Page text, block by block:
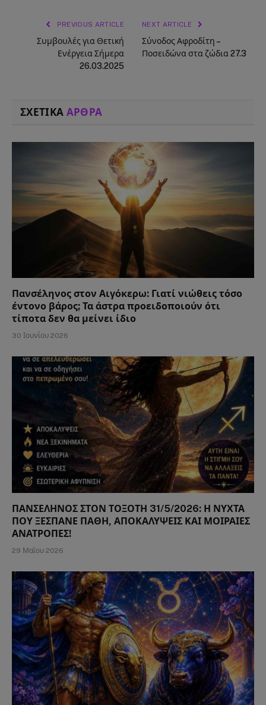
PREVIOUS ARTICLE
Συμβουλές για Θετική
Ενέργεια Σήμερα
26.03.2025
NEXT ARTICLE
Σύνοδος Αφροδίτη –
Ποσειδώνα στα ζώδια 27.3
ΣΧΕΤΙΚΑ ΑΡΘΡΑ
Πανσέληνος στον Αιγόκερω: Γιατί νιώθεις τόσο
έντονο βάρος; Τα άστρα προειδοποιούν ότι
τίποτα δεν θα μείνει ίδιο
30 Ιουνίου 2026
ΠΑΝΣΕΛΗΝΟΣ ΣΤΟΝ ΤΟΞΟΤΗ 31/5/2026: Η ΝΥΧΤΑ
ΠΟΥ ΞΕΣΠΑΝΕ ΠΑΘΗ, ΑΠΟΚΑΛΥΨΕΙΣ ΚΑΙ ΜΟΙΡΑΙΕΣ
ΑΝΑΤΡΟΠΕΣ!
29 Μαΐου 2026